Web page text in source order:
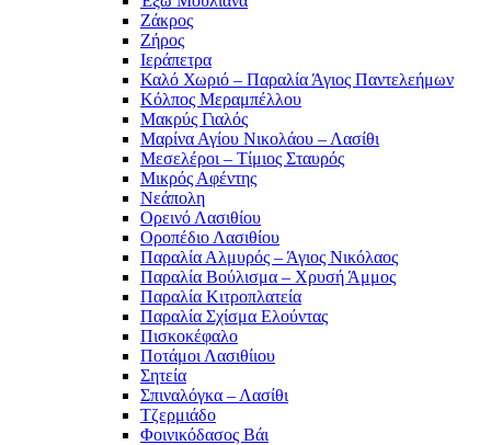
Ζάκρος
Ζήρος
Ιεράπετρα
Καλό Χωριό – Παραλία Άγιος Παντελεήμων
Κόλπος Μεραμπέλλου
Μακρύς Γιαλός
Μαρίνα Αγίου Νικολάου – Λασίθι
Μεσελέροι – Τίμιος Σταυρός
Μικρός Αφέντης
Νεάπολη
Ορεινό Λασιθίου
Οροπέδιο Λασιθίου
Παραλία Αλμυρός – Άγιος Νικόλαος
Παραλία Βούλισμα – Χρυσή Άμμος
Παραλία Κιτροπλατεία
Παραλία Σχίσμα Ελούντας
Πισκοκέφαλο
Ποτάμοι Λασιθίιου
Σητεία
Σπιναλόγκα – Λασίθι
Τζερμιάδο
Φοινικόδασος Βάι